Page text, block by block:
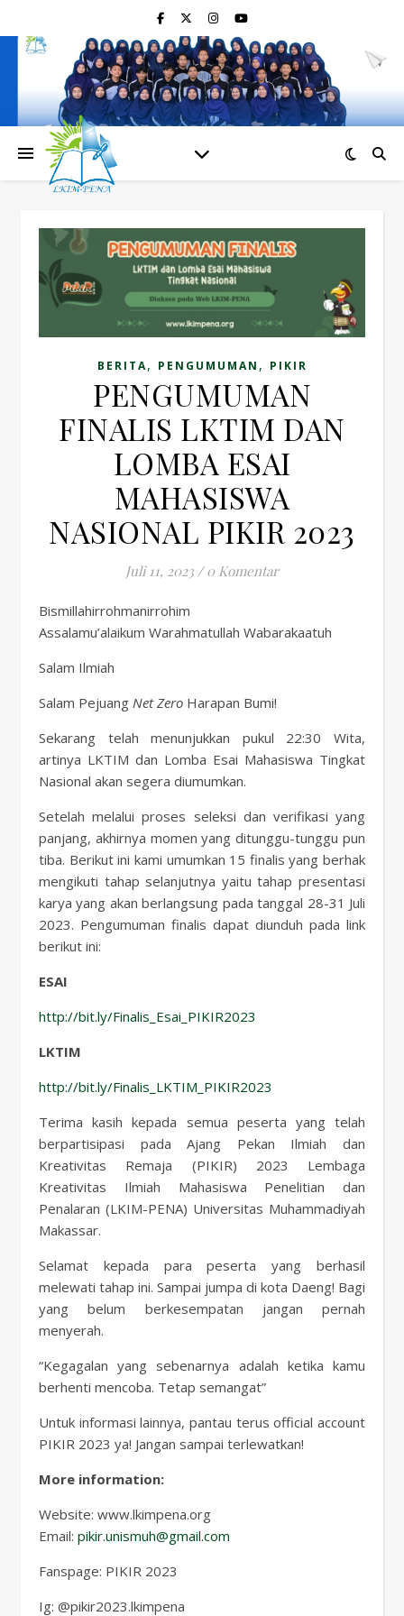
BERITA, PENGUMUMAN , PIKIR
PENGUMUMAN
FINALIS LKTIM DAN
LOMBA ESAI
MAHASISWA
NASIONAL PIKIR 2023
Juli 11, 2023 / 0 Komentar
Bismillahirrohmanirrohim
Assalamu’alaikum Warahmatullah Wabarakaatuh
Salam Ilmiah
Salam Pejuang Net Zero Harapan Bumi!
Sekarang telah menunjukkan pukul 22:30 Wita,
artinya LKTIM dan Lomba Esai Mahasiswa Tingkat
Nasional akan segera diumumkan.
Setelah melalui proses seleksi dan verifikasi yang
panjang, akhirnya momen yang ditunggu-tunggu pun
tiba. Berikut ini kami umumkan 15 finalis yang berhak
mengikuti tahap selanjutnya yaitu tahap presentasi
karya yang akan berlangsung pada tanggal 28-31 Juli
2023. Pengumuman finalis dapat diunduh pada link
berikut ini:
ESAI
http://bit.ly/Finalis_Esai_PIKIR2023
LKTIM
http://bit.ly/Finalis_LKTIM_PIKIR2023
Terima kasih kepada semua peserta yang telah
berpartisipasi pada Ajang Pekan Ilmiah dan
Kreativitas Remaja (PIKIR) 2023 Lembaga
Kreativitas Ilmiah Mahasiswa Penelitian dan
Penalaran (LKIM-PENA) Universitas Muhammadiyah
Makassar.
Selamat kepada para peserta yang berhasil
melewati tahap ini. Sampai jumpa di kota Daeng! Bagi
yang belum berkesempatan jangan pernah
menyerah.
“Kegagalan yang sebenarnya adalah ketika kamu
berhenti mencoba. Tetap semangat”
Untuk informasi lainnya, pantau terus official account
PIKIR 2023 ya! Jangan sampai terlewatkan!
More information:
Website: www.lkimpena.org
Email: pikir.unismuh@gmail.com
Fanspage: PIKIR 2023
Ig: @pikir2023.lkimpena